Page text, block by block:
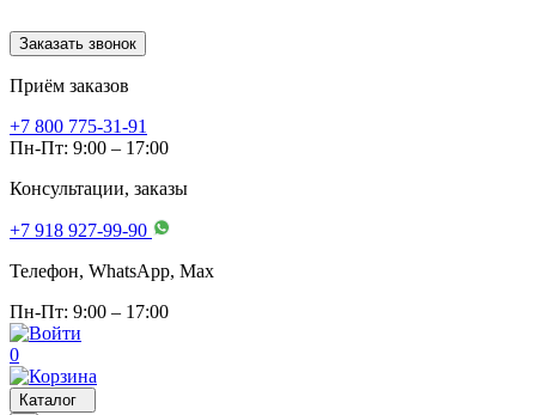
Заказать звонок
Приём заказов
+7 800 775-31-91
Пн-Пт: 9:00 – 17:00
Консультации, заказы
+7 918 927-99-90
Телефон, WhatsApp, Мах
Пн-Пт: 9:00 – 17:00
0
Каталог